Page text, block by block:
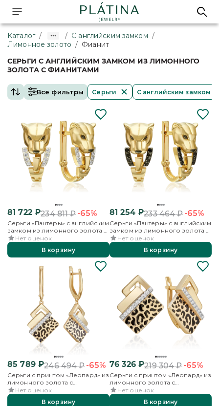
Каталог / / С английским замком /
Лимонное золото / Фианит
СЕРЬГИ С АНГЛИЙСКИМ ЗАМКОМ ИЗ ЛИМОННОГО
ЗОЛОТА С ФИАНИТАМИ
Все фильтры Серьги С английским замком
81 722₽234 811₽-65%
Серьги «Пантеры» с английским
замком из лимонного золота с
фианитами
Нет оценок
В корзину
81 254₽233 464₽-65%
Серьги «Пантеры» с английским
замком из лимонного золота с
фианитами
Нет оценок
В корзину
85 789₽246 494₽-65%
Серьги с принтом «Леопард» из
лимонного золота с
фианитами и эмалью
Нет оценок
В корзину
76 326₽219 304₽-65%
Серьги с принтом «Леопард» из
лимонного золота с
фианитами и эмалью
Нет оценок
В корзину